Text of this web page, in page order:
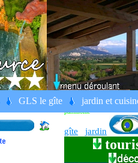
GLS le gîte jardin et
gîte rural, France, Alpes,
patrimoine
gîte jardin